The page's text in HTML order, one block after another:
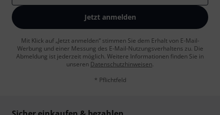
Jetzt anmelden
Mit Klick auf „Jetzt anmelden“ stimmen Sie dem Erhalt von E-Mail-
Werbung und einer Messung des E-Mail-Nutzungsverhaltens zu. Die
Abmeldung ist jederzeit möglich. Weitere Informationen finden Sie in
unseren Datenschutzhinweisen.
* Pflichtfeld